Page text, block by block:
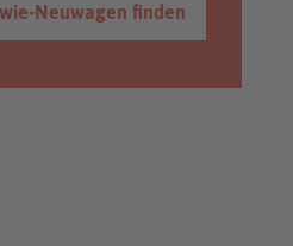
Neuwagen finden